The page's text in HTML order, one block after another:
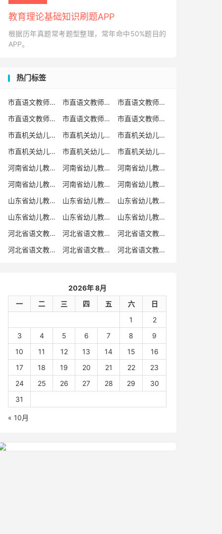
教育理论基础知识刷题APP
根据历年真题常考题型整理，常年命中50%题目的
APP。
热门标签
市直语文教师招聘 市直语文教师招聘考试真题
市直语文教师招聘考试真题卷
市直语文教师编制考试真题
市直语文教师编制考试真题卷
市直语文教师考试
市直机关幼儿教师招聘
市直机关幼儿教师考试
市直机关幼儿教师招聘考试真题
市直机关幼儿教师招聘考试真题卷
市直机关幼儿教师编制考试真题卷
市直机关幼儿教师编制考试真题
河南省幼儿教师招聘
河南省幼儿教师考试
河南省幼儿教师招聘考试真题
河南省幼儿教师招聘考试真题卷
河南省幼儿教师编制考试真题
河南省幼儿教师编制考试真题卷
山东省幼儿教师招聘
山东省幼儿教师考试
山东省幼儿教师招聘考试真题
山东省幼儿教师招聘考试真题卷
山东省幼儿教师编制考试真题
山东省幼儿教师编制考试真题卷
河北省语文教师招聘
河北省语文教师招聘考试真题
河北省语文教师招聘考试真题卷
河北省语文教师编制考试真题
河北省语文教师编制考试真题卷 河北省语文教师考试
2026年 8月
一
二 三 四 五 六
日
1
2
3
4 5 6 7 8
9
10
11 12 13 14 15
16
17
18 19 20 21 22
23
24
25 26 27 28 29
30
31
« 10月